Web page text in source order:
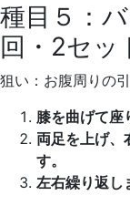
種目５：
回・2セッ
狙い：お腹周りの
膝を曲げて座
両足を上げ、
す。
左右繰り返し